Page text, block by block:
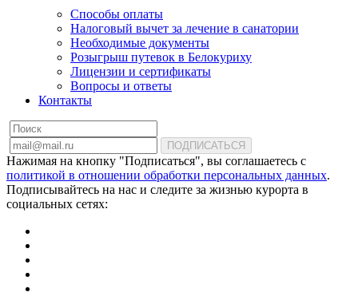
Способы оплаты
Налоговый вычет за лечение в санатории
Необходимые документы
Розыгрыш путевок в Белокуриху
Лицензии и сертификаты
Вопросы и ответы
Контакты
ПОДПИСАТЬСЯ
Нажимая на кнопку "Подписаться", вы соглашаетесь с
политикой в отношении обработки персональных данных.
Подписывайтесь на нас и следите за жизнью курорта в
социальных сетях: